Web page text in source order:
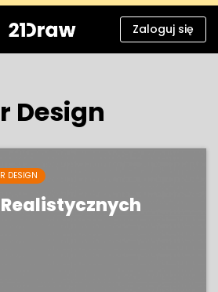
Zaloguj się
Design
DESIGN